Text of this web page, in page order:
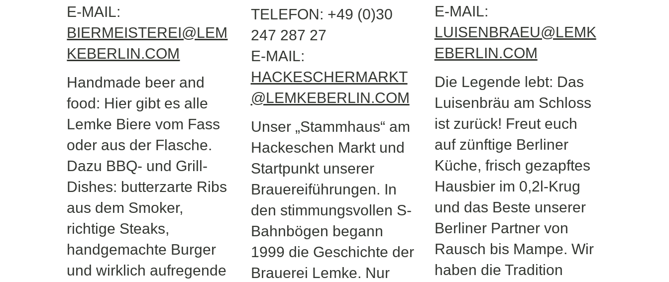
E-MAIL:
BIERMEISTEREI@LEM
KEBERLIN.COM
Handmade beer and
food: Hier gibt es alle
Lemke Biere vom Fass
oder aus der Flasche.
Dazu BBQ- und Grill-
Dishes: butterzarte Ribs
aus dem Smoker,
richtige Steaks,
handgemachte Burger
und wirklich aufregende
TELEFON: +49 (0)30
247 287 27
E-MAIL:
HACKESCHERMARKT
@LEMKEBERLIN.COM
Unser „Stammhaus“ am
Hackeschen Markt und
Startpunkt unserer
Brauereiführungen. In
den stimmungsvollen S-
Bahnbögen begann
1999 die Geschichte der
Brauerei Lemke. Nur
E-MAIL:
LUISENBRAEU@LEMK
EBERLIN.COM
Die Legende lebt: Das
Luisenbräu am Schloss
ist zurück! Freut euch
auf zünftige Berliner
Küche, frisch gezapftes
Hausbier im 0,2l-Krug
und das Beste unserer
Berliner Partner von
Rausch bis Mampe. Wir
haben die Tradition